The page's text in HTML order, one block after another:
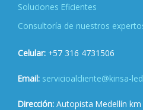
Soluciones Eficientes
Consultoría de nuestros
Celular: +57 316 4731506
Email: servicioalcliente@kinsa-
Dirección: Autopista Medellín